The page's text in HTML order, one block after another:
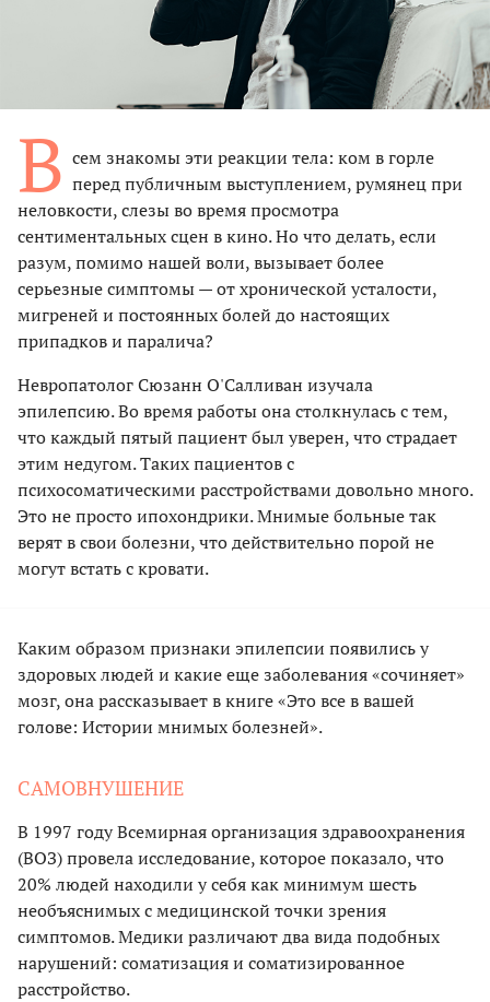
В сем знакомы эти реакции тела: ком в горле
перед публичным выступлением, румянец при
неловкости, слезы во время просмотра
сентиментальных сцен в кино. Но что делать, если
разум, помимо нашей воли, вызывает более
серьезные симптомы — от хронической усталости,
мигреней и постоянных болей до настоящих
припадков и паралича?
Невропатолог Сюзанн О'Салливан изучала
эпилепсию. Во время работы она столкнулась с тем,
что каждый пятый пациент был уверен, что страдает
этим недугом. Таких пациентов с
психосоматическими расстройствами довольно много.
Это не просто ипохондрики. Мнимые больные так
верят в свои болезни, что действительно порой не
могут встать с кровати.
Каким образом признаки эпилепсии появились у
здоровых людей и какие еще заболевания «сочиняет»
мозг, она рассказывает в книге «Это все в вашей
голове: Истории мнимых болезней».
САМОВНУШЕНИЕ
В 1997 году Всемирная организация здравоохранения
(ВОЗ) провела исследование, которое показало, что
20% людей находили у себя как минимум шесть
необъяснимых с медицинской точки зрения
симптомов. Медики различают два вида подобных
нарушений: соматизация и соматизированное
расстройство.